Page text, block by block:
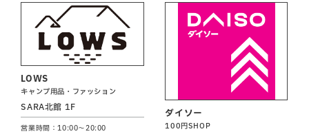
LOWS
キャンプ用品・ファッション
SARA北館 1F
営業時間：10:00～20:00
ダイソー
100円SHOP